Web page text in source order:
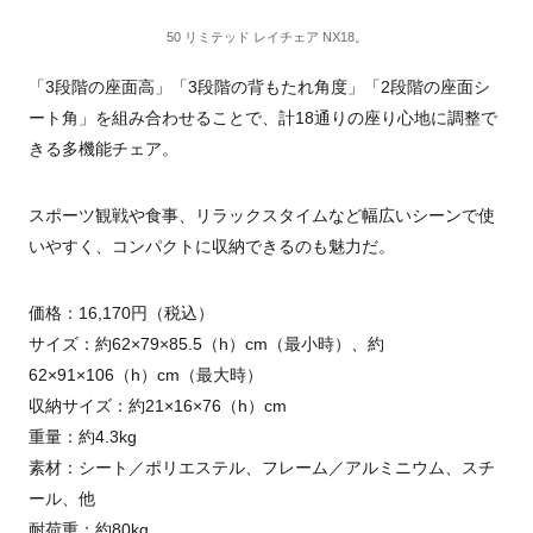
50 リミテッド レイチェア NX18。
「3段階の座面高」「3段階の背もたれ角度」「2段階の座面シ
ート角」を組み合わせることで、計18通りの座り心地に調整で
きる多機能チェア。
スポーツ観戦や食事、リラックスタイムなど幅広いシーンで使
いやすく、コンパクトに収納できるのも魅力だ。
価格：16,170円（税込）
サイズ：約62×79×85.5（h）cm（最小時）、約
62×91×106（h）cm（最大時）
収納サイズ：約21×16×76（h）cm
重量：約4.3kg
素材：シート／ポリエステル、フレーム／アルミニウム、スチ
ール、他
耐荷重：約80kg